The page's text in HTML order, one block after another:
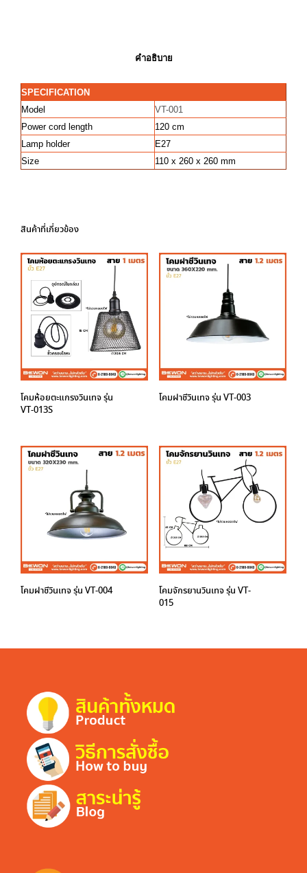
คำอธิบาย
SPECIFICATION
Model
VT-001
Power cord length
120 cm
Lamp holder
E27
Size
110 x 260 x 260 mm
สินค้าที่เกี่ยวข้อง
โคมห้อยตะแกรงวินเทจ รุ่น
VT-013S
โคมฝาชีวินเทจ รุ่น VT-003
โคมฝาชีวินเทจ รุ่น VT-004
โคมจักรยานวินเทจ รุ่น VT-
015